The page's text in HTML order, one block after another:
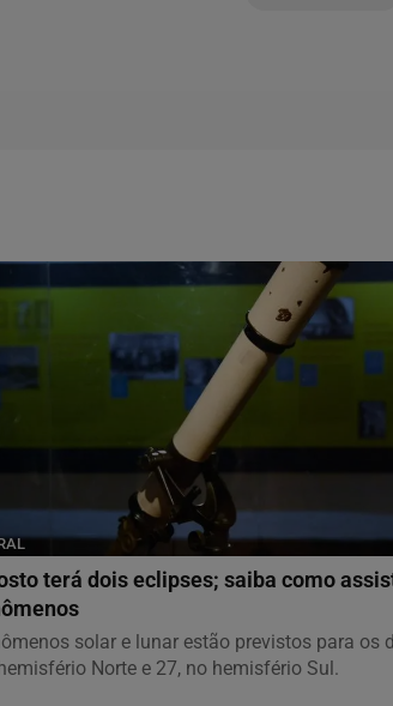
terá dois eclipses; saiba como
solar e lunar estão previstos para os
Norte e 27, no hemisfério Sul.